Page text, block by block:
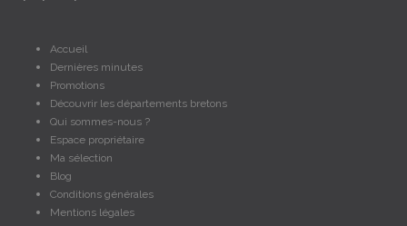
Accueil
Dernières minutes
Promotions
Découvrir les départements bretons
Qui sommes-nous ?
Espace propriétaire
Ma sélection
Blog
Conditions générales
Mentions légales